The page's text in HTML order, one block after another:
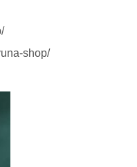
shop/